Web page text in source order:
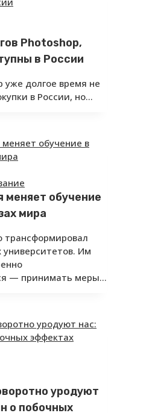
Photoshop,
в России
уже долгое время не
в России, но…
меняет обучение
мира
трансформировал
Им
— принимать меры…
уродуют
о побочных